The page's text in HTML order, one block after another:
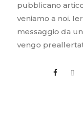
pubblicano
veniamo a noi.
messaggio da
vengo